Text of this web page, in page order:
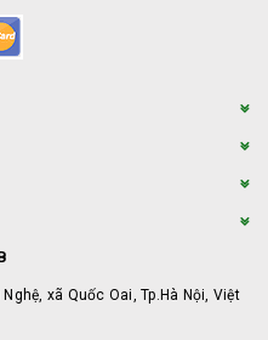
xã Quốc Oai, Tp.Hà Nội, Việt